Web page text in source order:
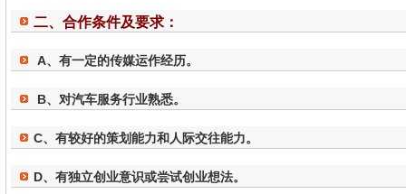
二、合作条件及要求：
A、有一定的传媒运作经历。
B、对汽车服务行业熟悉。
C、有较好的策划能力和人际交往能力。
D、有独立创业意识或尝试创业想法。